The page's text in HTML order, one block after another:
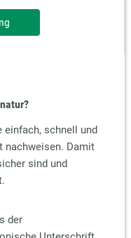
einfach, schnell und
nachweisen. Damit
sind und
der